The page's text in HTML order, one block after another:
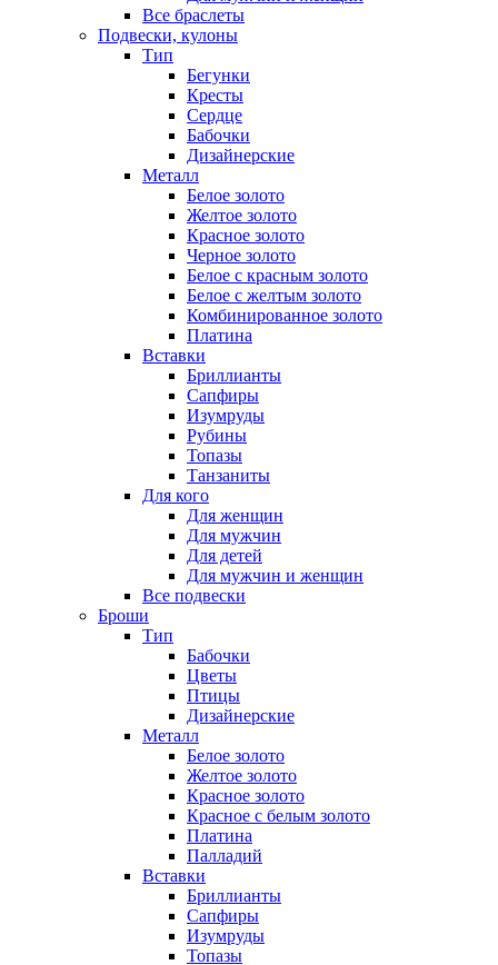
Все браслеты
Подвески, кулоны
Тип
Бегунки
Кресты
Сердце
Бабочки
Дизайнерские
Металл
Белое золото
Желтое золото
Красное золото
Черное золото
Белое с красным золото
Белое с желтым золото
Комбинированное золото
Платина
Вставки
Бриллианты
Сапфиры
Изумруды
Рубины
Топазы
Танзаниты
Для кого
Для женщин
Для мужчин
Для детей
Для мужчин и женщин
Все подвески
Броши
Тип
Бабочки
Цветы
Птицы
Дизайнерские
Металл
Белое золото
Желтое золото
Красное золото
Красное с белым золото
Платина
Палладий
Вставки
Бриллианты
Сапфиры
Изумруды
Топазы